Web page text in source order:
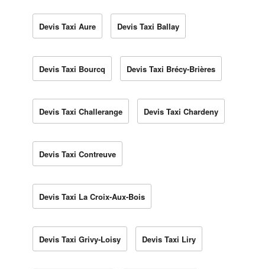
Devis Taxi Aure Devis Taxi Ballay
Devis Taxi Bourcq Devis Taxi Brécy-Brières
Devis Taxi Challerange Devis Taxi Chardeny
Devis Taxi Contreuve
Devis Taxi La Croix-Aux-Bois
Devis Taxi Grivy-Loisy Devis Taxi Liry